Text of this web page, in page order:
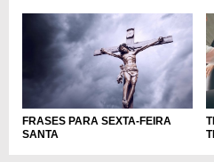
FRASES PARA SEXTA-FEIRA
SANTA